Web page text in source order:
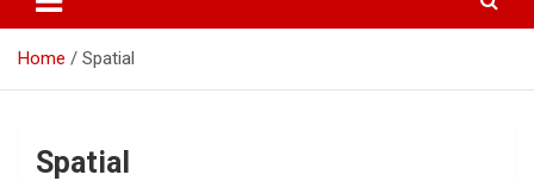
Home Spatial
Spatial